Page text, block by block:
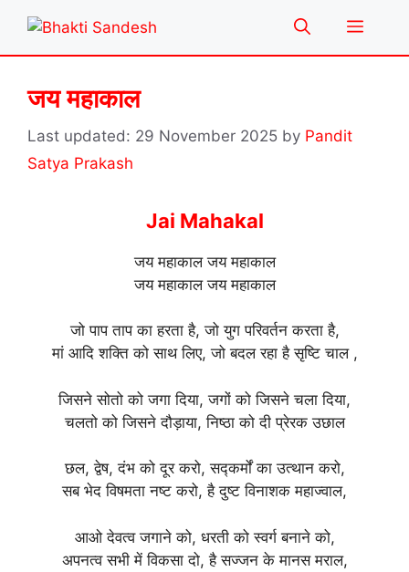
content
Menu
जय महाकाल
29 November 2025 by Pandit
Satya Prakash
Jai Mahakal
जय महाकाल जय महाकाल
जय महाकाल जय महाकाल
जो पाप ताप का हरता है, जो युग परिवर्तन करता है,
मां आदि शक्ति को साथ लिए, जो बदल रहा है सृष्टि चाल ,
जिसने सोतो को जगा दिया, जगों को जिसने चला दिया,
चलतो को जिसने दौड़ाया, निष्ठा को दी प्रेरक उछाल
छल, द्वेष, दंभ को दूर करो, सद्कर्मों का उत्थान करो,
सब भेद विषमता नष्ट करो, है दुष्ट विनाशक महाज्वाल,
आओ देवत्व जगाने को, धरती को स्वर्ग बनाने को,
अपनत्व सभी में विकसा दो, है सज्जन के मानस मराल,